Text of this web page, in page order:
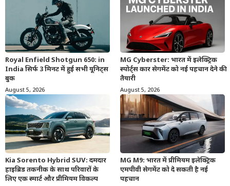
Royal Enfield Shotgun 650: in
India सिर्फ 3 मिनट में हुई सभी यूनिट्स
बुक
August 5, 2026
MG Cyberster: भारत में इलेक्ट्रिक
स्पोर्ट्स कार सेगमेंट को नई पहचान देने की
तैयारी
August 5, 2026
Kia Sorento Hybrid SUV: दमदार
हाइब्रिड तकनीक के साथ परिवारों के
लिए एक स्मार्ट और प्रीमियम विकल्प
MG M9: भारत में प्रीमियम इलेक्ट्रिक
एमपीवी सेगमेंट को दे सकती है नई
पहचान